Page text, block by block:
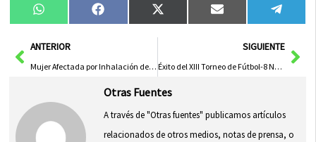
Compartir
en
WhatsAppCompartir
en
FacebookCompartir
en
X
(Twitter)
Compartir
en
Email
en
AntANTERIOR
Mujer Afectada por Inhalación de Humo Tras Incendio Causado por Vela en Vivienda de Albacete
SIGUIENTE
Éxito del XIII Torneo de Fútbol-8 Nuestra Señora de la Soledad con SMD Herencia como protagonista
Otras Fuentes
A través de "Otras fuentes" publicamos artículos
relacionados de otros medios, notas de prensa, o